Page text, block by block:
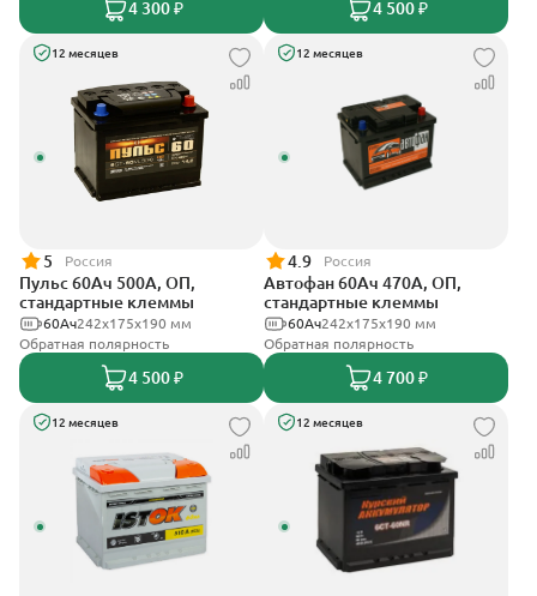
4 300 ₽ 4 500 ₽
12 месяцев
5 Россия
Пульс 60Ач 500А, ОП,
стандартные клеммы
242x175x190 мм
60Ач
Обратная полярность
4 500 ₽
12 месяцев
4.9 Россия
Автофан 60Ач 470А, ОП,
стандартные клеммы
242х175х190 мм
60Ач
Обратная полярность
4 700 ₽
12 месяцев 12 месяцев